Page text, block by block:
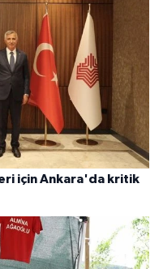
için Ankara'da kritik